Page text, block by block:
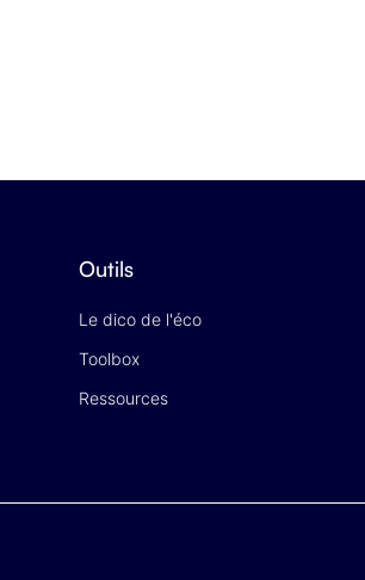
Outils
Le dico de l'éco
Toolbox
Ressources